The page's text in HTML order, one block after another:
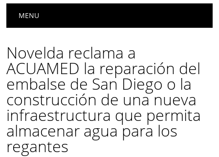
Menú principal
MENU
Novelda reclama a
ACUAMED la reparación del
embalse de San Diego o la
construcción de una nueva
infraestructura que permita
almacenar agua para los
regantes